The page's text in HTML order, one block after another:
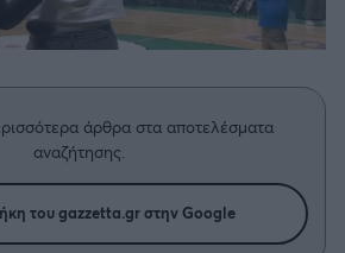
Πόλη
άρθρα στα αποτελέσματα
αναζήτησης.
του gazzetta.gr στην Google